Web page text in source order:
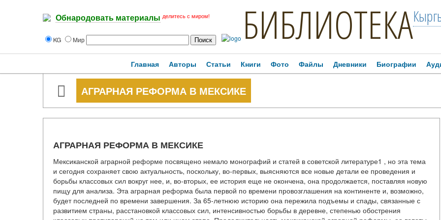
Обнародовать материалы делитесь с миром!
KG Мир БИБЛИОТЕКА
Главная Авторы Статьи Книги Фото Файлы Дневники Биографии
АГРАРНАЯ РЕФОРМА В МЕКСИКЕ
АГРАРНАЯ РЕФОРМА В МЕКСИКЕ
Мексиканской аграрной реформе посвящено немало монографий и статей в советской литературе1 , но эта тема
и сегодня сохраняет свою актуальность, поскольку, во-первых, выясняются все новые детали ее проведения и
борьбы классовых сил вокруг нее, и, во-вторых, ее история еще не окончена, она продолжается, поставляя новую
пищу для анализа. Эта аграрная реформа была первой по времени провозглашения на континенте и, возможно,
будет последней по времени завершения. За 65-летнюю историю она пережила подъемы и спады, связанные с
развитием страны, расстановкой классовых сил, интенсивностью борьбы в деревне, степенью обострения